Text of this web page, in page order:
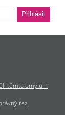
Přihlásit
těmto omylům
řez